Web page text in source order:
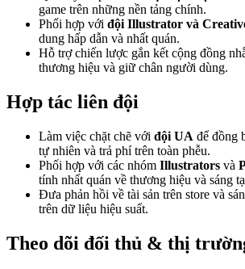
game trên những nền tảng chính.
Phối hợp với đội Illustrator và
dung hấp dẫn và nhất quán.
Hỗ trợ chiến lược gắn kết cộng đồng
thương hiệu và giữ chân người dùng.
Hợp tác liên đội
Làm việc chặt chẽ với đội UA để đồng
tự nhiên và trả phí trên toàn phễu.
Phối hợp với các nhóm Illustrators và
tính nhất quán về thương hiệu và sáng
Đưa phản hồi về tài sản trên store và
trên dữ liệu hiệu suất.
Theo dõi đối thủ & thị